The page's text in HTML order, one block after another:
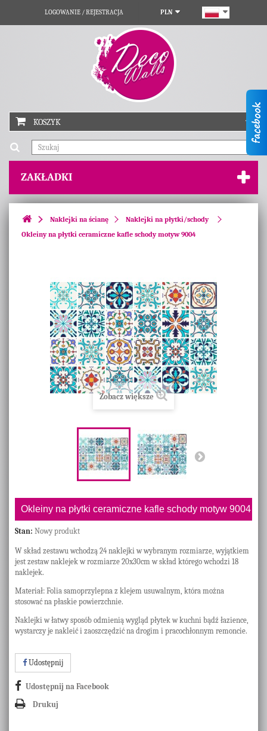
LOGOWANIE / REJESTRACJA PLN
KOSZYK
ZAKŁADKI
Naklejki na ścianę
Naklejki na płytki/schody
Okleiny na płytki ceramiczne kafle schody motyw 9004
Zobacz większe
Okleiny na płytki ceramiczne kafle schody motyw 9004
Stan: Nowy produkt
W skład zestawu wchodzą 24 naklejki w wybranym rozmiarze, wyjątkiem
jest zestaw naklejek w rozmiarze 20x30cm w skład którego wchodzi 18
naklejek.
Materiał: Folia samoprzylepna z klejem usuwalnym, która można
stosować na płaskie powierzchnie.
Naklejki w łatwy sposób odmienią wygląd płytek w kuchni bądź łazience,
wystarczy je nakleić i zaoszczędzić na drogim i pracochłonnym remoncie.
Udostępnij
Udostępnij na Facebook
Drukuj